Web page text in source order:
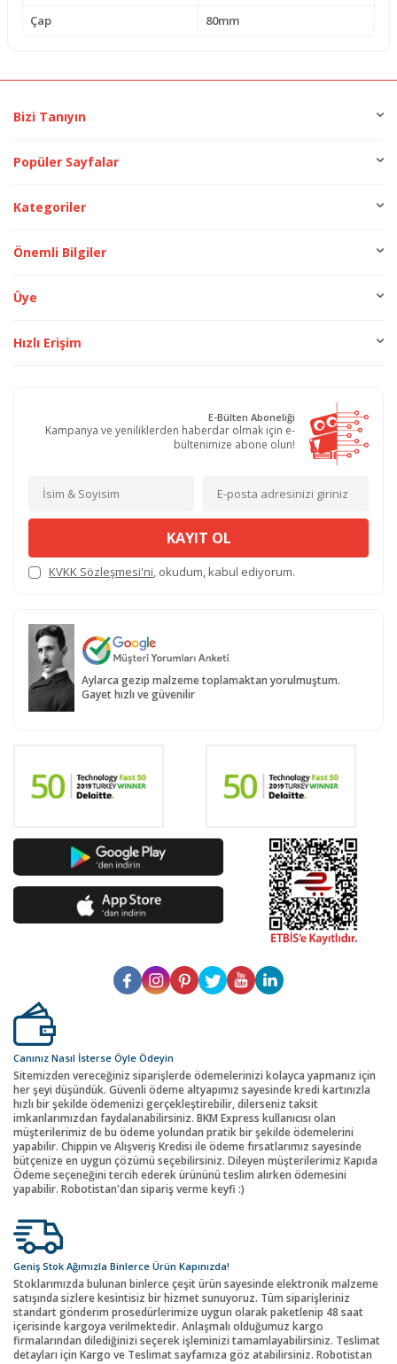
Çap
80mm
Bizi Tanıyın
Popüler Sayfalar
Kategoriler
Önemli Bilgiler
Üye
Hızlı Erişim
E-Bülten Aboneliği
Kampanya ve yeniliklerden haberdar olmak için e-
bültenimize abone olun!
KAYIT OL
KVKK Sözleşmesi'ni, okudum, kabul ediyorum.
Aylarca gezip malzeme toplamaktan yorulmuştum.
Gayet hızlı ve güvenilir
Canınız Nasıl İsterse Öyle Ödeyin
Sitemizden vereceğiniz siparişlerde ödemelerinizi kolayca yapmanız için
her şeyi düşündük. Güvenli ödeme altyapımız sayesinde kredi kartınızla
hızlı bir şekilde ödemenizi gerçekleştirebilir, dilerseniz taksit
imkanlarımızdan faydalanabilirsiniz. BKM Express kullanıcısı olan
müşterilerimiz de bu ödeme yolundan pratik bir şekilde ödemelerini
yapabilir. Chippin ve Alışveriş Kredisi ile ödeme fırsatlarımız sayesinde
bütçenize en uygun çözümü seçebilirsiniz. Dileyen müşterilerimiz Kapıda
Ödeme seçeneğini tercih ederek ürününü teslim alırken ödemesini
yapabilir. Robotistan'dan sipariş verme keyfi :)
Geniş Stok Ağımızla Binlerce Ürün Kapınızda!
Stoklarımızda bulunan binlerce çeşit ürün sayesinde elektronik malzeme
satışında sizlere kesintisiz bir hizmet sunuyoruz. Tüm siparişleriniz
standart gönderim prosedürlerimize uygun olarak paketlenip 48 saat
içerisinde kargoya verilmektedir. Anlaşmalı olduğumuz kargo
firmalarından dilediğinizi seçerek işleminizi tamamlayabilirsiniz. Teslimat
detayları için Kargo ve Teslimat sayfamıza göz atabilirsiniz. Robotistan